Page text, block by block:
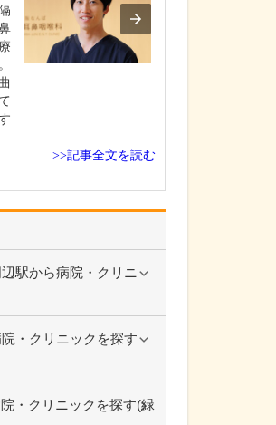
駅から病院・クリニ
・クリニックを探す
・クリニックを探す(緑
>>記事全文を読む